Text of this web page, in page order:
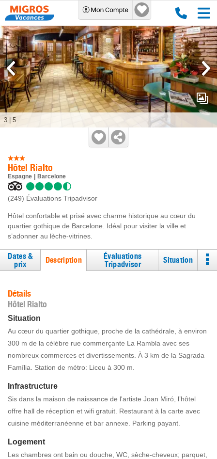
Hôtel Rialto
Espagne Barcelone
(249) Évaluations Tripadvisor
Hôtel confortable et prisé avec charme historique au cœur du
quartier gothique de Barcelone. Idéal pour visiter la ville et
s’adonner au lèche-vitrines.
3 5
Dates &
prix
Description
Évaluations
Tripadvisor
Situation
Détails
Hôtel Rialto
Situation
Au cœur du quartier gothique, proche de la cathédrale, à environ
300 m de la célèbre rue commerçante La Rambla avec ses
nombreux commerces et divertissements. À 3 km de la Sagrada
Família. Station de métro: Liceu à 300 m.
Infrastructure
Sis dans la maison de naissance de l'artiste Joan Miró, l’hôtel
offre hall de réception et wifi gratuit. Restaurant à la carte avec
cuisine méditerranéenne et bar annexe. Parking payant.
Logement
Les chambres ont bain ou douche, WC, sèche-cheveux; parquet,